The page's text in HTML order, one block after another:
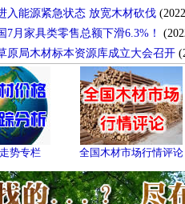
入能源紧急状态 放宽木材砍伐
7月家具类零售总额下滑6.3%！
原局木材标本资源库成立大会召开
势专栏 全国木材市场行情评论